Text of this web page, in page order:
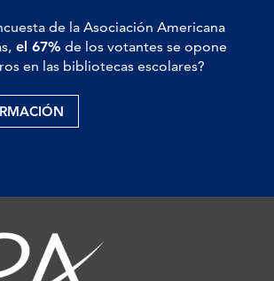
de la Asociación Americana
el 67% de los votantes se opone
en las bibliotecas escolares?